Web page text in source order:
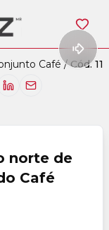
Café / Cód.
norte de
Café